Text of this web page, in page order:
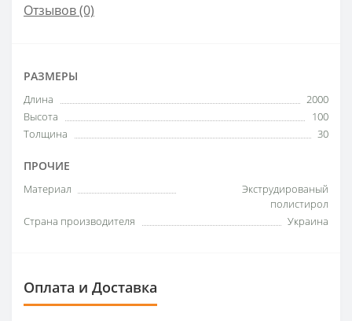
Отзывов (0)
РАЗМЕРЫ
Длина
2000
Высота
100
Толщина
30
ПРОЧИЕ
Материал
Экструдированый
полистирол
Страна производителя
Украина
Оплата и Доставка